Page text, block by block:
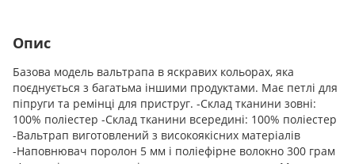
Опис
Базова модель вальтрапа в яскравих кольорах, яка
поєднується з багатьма іншими продуктами. Має петлі для
піпруги та ремінці для приструг. -Склад тканини зовні:
100% поліестер -Склад тканини всередині: 100% поліестер
-Вальтрап виготовлений ​​з високоякісних матеріалів
-Наповнювач поролон 5 мм і поліефірне волокно 300 грам